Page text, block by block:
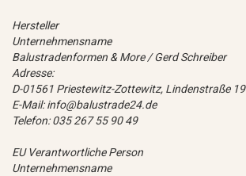
Hersteller
Unternehmensname
Balustradenformen & More / Gerd Schreiber
Adresse:
D-01561 Priestewitz-Zottewitz, Lindenstraße 19
E-Mail: info@balustrade24.de
Telefon: 035 267 55 90 49
EU Verantwortliche Person
Unternehmensname